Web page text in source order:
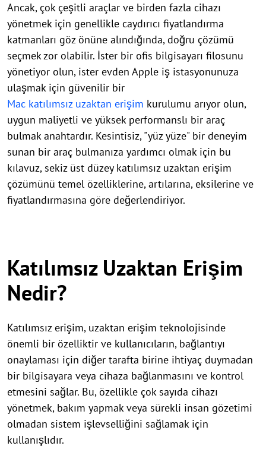
Ancak, çok çeşitli araçlar ve birden fazla cihazı
yönetmek için genellikle caydırıcı fiyatlandırma
katmanları göz önüne alındığında, doğru çözümü
seçmek zor olabilir. İster bir ofis bilgisayarı filosunu
yönetiyor olun, ister evden Apple iş istasyonunuza
ulaşmak için güvenilir bir
Mac katılımsız uzaktan erişim kurulumu arıyor olun,
uygun maliyetli ve yüksek performanslı bir araç
bulmak anahtardır. Kesintisiz, "yüz yüze" bir deneyim
sunan bir araç bulmanıza yardımcı olmak için bu
kılavuz, sekiz üst düzey katılımsız uzaktan erişim
çözümünü temel özelliklerine, artılarına, eksilerine ve
fiyatlandırmasına göre değerlendiriyor.
Katılımsız Uzaktan Erişim
Nedir?
Katılımsız erişim, uzaktan erişim teknolojisinde
önemli bir özelliktir ve kullanıcıların, bağlantıyı
onaylaması için diğer tarafta birine ihtiyaç duymadan
bir bilgisayara veya cihaza bağlanmasını ve kontrol
etmesini sağlar. Bu, özellikle çok sayıda cihazı
yönetmek, bakım yapmak veya sürekli insan gözetimi
olmadan sistem işlevselliğini sağlamak için
kullanışlıdır.